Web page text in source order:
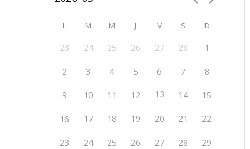
L M M J V S D
23 24 25 26 27 28 1
2 3 4 5 6 7 8
9 10 11 12 13 14 15
16 17 18 19 20 21 22
23 24 25 26 27 28 29